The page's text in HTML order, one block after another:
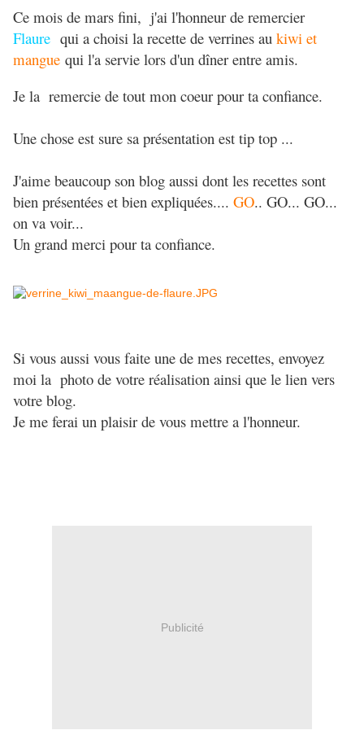
Ce mois de mars fini, j'ai l'honneur de remercier
Flaure qui a choisi la recette de verrines au kiwi et
mangue qui l'a servie lors d'un dîner entre amis.
Je la remercie de tout mon coeur pour ta confiance.
Une chose est sure sa présentation est tip top ...
J'aime beaucoup son blog aussi dont les recettes sont
bien présentées et bien expliquées.... GO.. GO... GO...
on va voir...
Un grand merci pour ta confiance.
Si vous aussi vous faite une de mes recettes, envoyez
moi la photo de votre réalisation ainsi que le lien vers
votre blog.
Je me ferai un plaisir de vous mettre a l'honneur.
Publicité